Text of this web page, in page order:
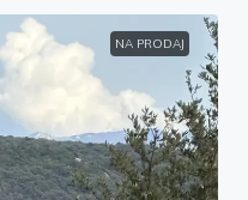
NA PRODAJ